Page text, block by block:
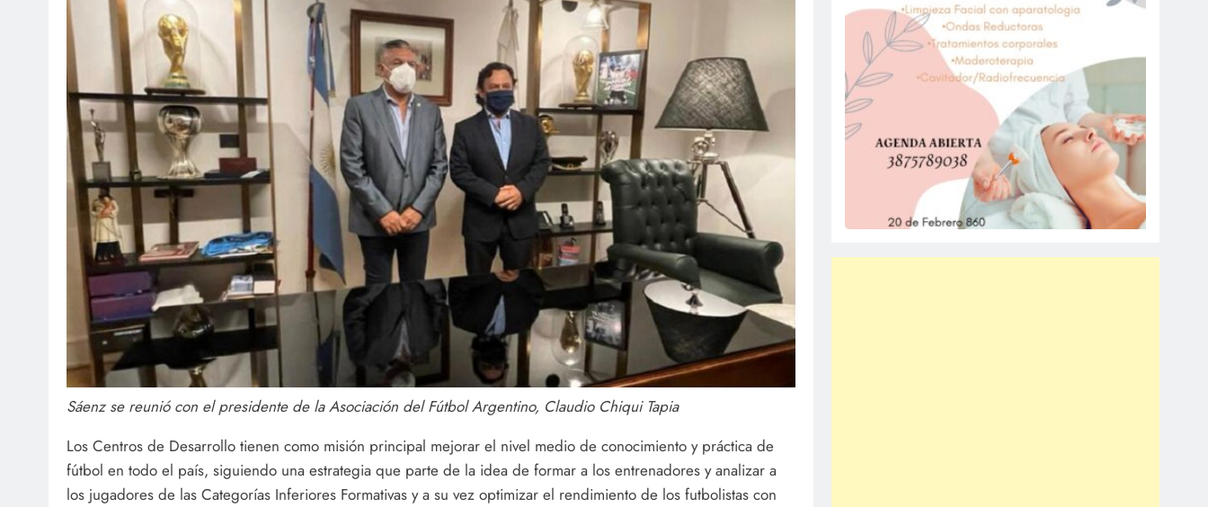
Sáenz se reunió con el presidente de la Asociación del Fútbol Argentino, Claudio Chiqui Tapia
Los Centros de Desarrollo tienen como misión principal mejorar el nivel medio de conocimiento y práctica de
fútbol en todo el país, siguiendo una estrategia que parte de la idea de formar a los entrenadores y analizar a
los jugadores de las Categorías Inferiores Formativas y a su vez optimizar el rendimiento de los futbolistas con